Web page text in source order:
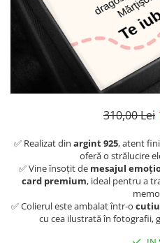
310,00 Lei
✅ Realizat din argint 925, atent
oferă o strălucire
✅ Vine însoțit de mesajul
card premium, ideal pentru a
✅ Colierul este ambalat într-o
cu cea ilustrată în fotografii,